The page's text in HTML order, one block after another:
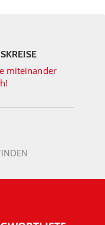
miteinander